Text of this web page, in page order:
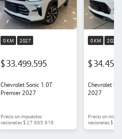
0 KM 2027
$ 33.499.595
Chevrolet Sonic 1.0T
Premier 2027
Precio sin impuestos
nacionales$ 27.685.616
0 KM 2027
$
Chevrolet
2027
Precio sin
nacionales$